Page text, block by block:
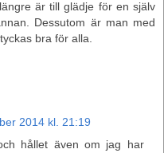
är till glädje för en själv
Dessutom är man med
bra för alla.
2014 kl. 21:19
hållet även om jag har